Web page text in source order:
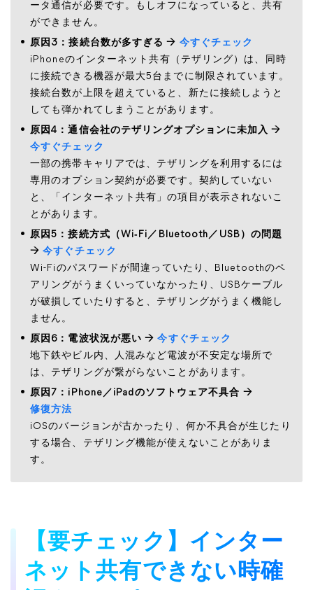
ータ通信が必要です。もしオフになっていると、共有
ができません。
原因3：接続台数が多すぎる → 今すぐチェック
iPhoneのインターネット共有（テザリング）は、同時
に接続できる機器が最大5台までに制限されています。
接続台数が上限を超えていると、新たに接続しようと
しても弾かれてしまうことがあります。
原因4：通信会社のテザリングオプションに未加入 →
今すぐチェック
一部の携帯キャリアでは、テザリングを利用するには
専用のオプション契約が必要です。契約していない
と、「インターネット共有」の項目が表示されないこ
とがあります。
原因5：接続方式（Wi‑Fi／Bluetooth／USB）の問題
→今すぐチェック
Wi-Fiのパスワードが間違っていたり、Bluetoothのペ
アリングがうまくいっていなかったり、USBケーブル
が破損していたりすると、テザリングがうまく機能し
ません。
原因6：電波状況が悪い →今すぐチェック
地下鉄やビル内、人混みなど電波が不安定な場所で
は、テザリングが繋がらないことがあります。
原因7：iPhone／iPadのソフトウェア不具合 →
修復方法
iOSのバージョンが古かったり、何か不具合が生じたり
する場合、テザリング機能が使えないことがありま
す。
【要チェック】インター
ネット共有できない時確